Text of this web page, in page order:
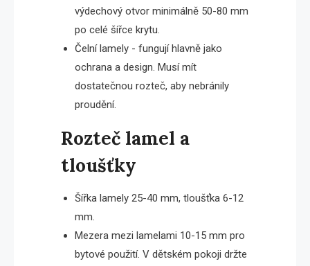
výdechový otvor minimálně 50-80 mm
po celé šířce krytu.
Čelní lamely - fungují hlavně jako
ochrana a design. Musí mít
dostatečnou rozteč, aby nebránily
proudění.
Rozteč lamel a
tloušťky
Šířka lamely 25-40 mm, tloušťka 6-12
mm.
Mezera mezi lamelami 10-15 mm pro
bytové použití. V dětském pokoji držte